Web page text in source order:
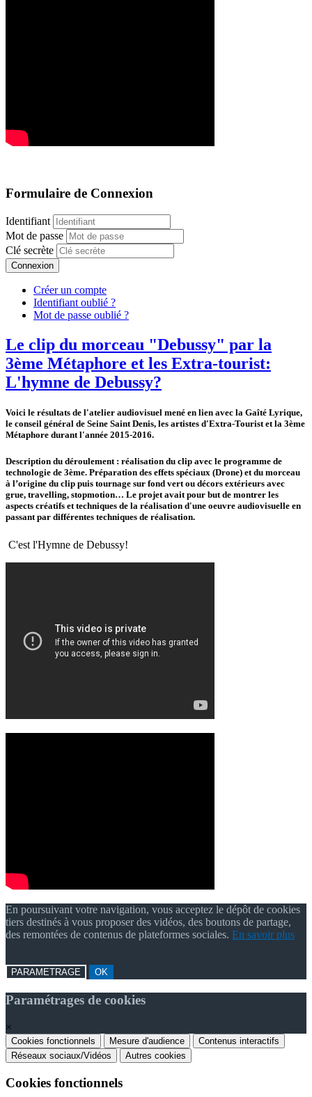
Formulaire de Connexion
Identifiant
Mot de passe
Clé secrète
Connexion
Créer un compte
Identifiant oublié ?
Mot de passe oublié ?
Le clip du morceau "Debussy" par la
3ème Métaphore et les Extra-tourist:
L'hymne de Debussy?
Voici le résultats de l'atelier audiovisuel mené en lien avec la Gaîté Lyrique,
le conseil général de Seine Saint Denis, les artistes d'Extra-Tourist et la 3ème
Métaphore durant l'année 2015-2016.
Description du déroulement : réalisation du clip avec le programme de
technologie de 3ème. Préparation des effets spéciaux (Drone) et du morceau
à l’origine du clip puis tournage sur fond vert ou décors extérieurs avec
grue, travelling, stopmotion… Le projet avait pour but de montrer les
aspects créatifs et techniques de la réalisation d'une oeuvre audiovisuelle en
passant par différentes techniques de réalisation.
C'est l'Hymne de Debussy!
En poursuivant votre navigation, vous acceptez le dépôt de cookies
tiers destinés à vous proposer des vidéos, des boutons de partage,
des remontées de contenus de plateformes sociales. En savoir plus
PARAMETRAGE OK
Paramétrages de cookies
×
Cookies fonctionnels Mesure d'audience
Contenus interactifs
Réseaux sociaux/Vidéos
Autres cookies
Cookies fonctionnels